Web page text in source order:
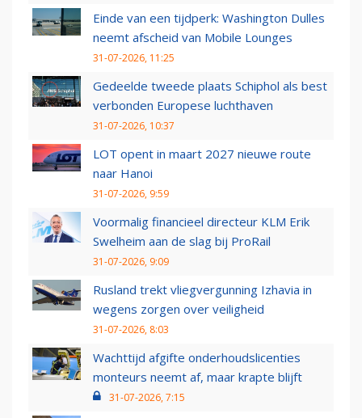
Einde van een tijdperk: Washington Dulles
neemt afscheid van Mobile Lounges
31-07-2026, 11:25
Gedeelde tweede plaats Schiphol als best
verbonden Europese luchthaven
31-07-2026, 10:37
LOT opent in maart 2027 nieuwe route
naar Hanoi
31-07-2026, 9:59
Voormalig financieel directeur KLM Erik
Swelheim aan de slag bij ProRail
31-07-2026, 9:09
Rusland trekt vliegvergunning Izhavia in
wegens zorgen over veiligheid
31-07-2026, 8:03
Wachttijd afgifte onderhoudslicenties
monteurs neemt af, maar krapte blijft
31-07-2026, 7:15